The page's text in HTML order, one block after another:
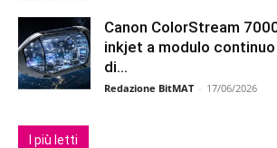
Canon ColorStream
inkjet a modulo
di...
Redazione BitMAT - 17/06/2026
I più letti